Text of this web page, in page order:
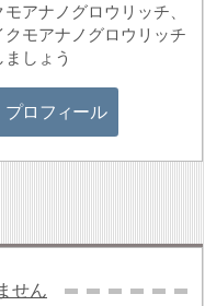
アナノグロウリッチ、
モアナノグロウリッチ
しょう
プロフィール
せん